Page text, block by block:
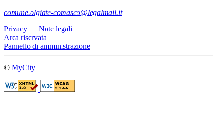
comune.olgiate-comasco@legalmail.it
Privacy
Note legali
Area riservata
Pannello di amministrazione
© MyCity